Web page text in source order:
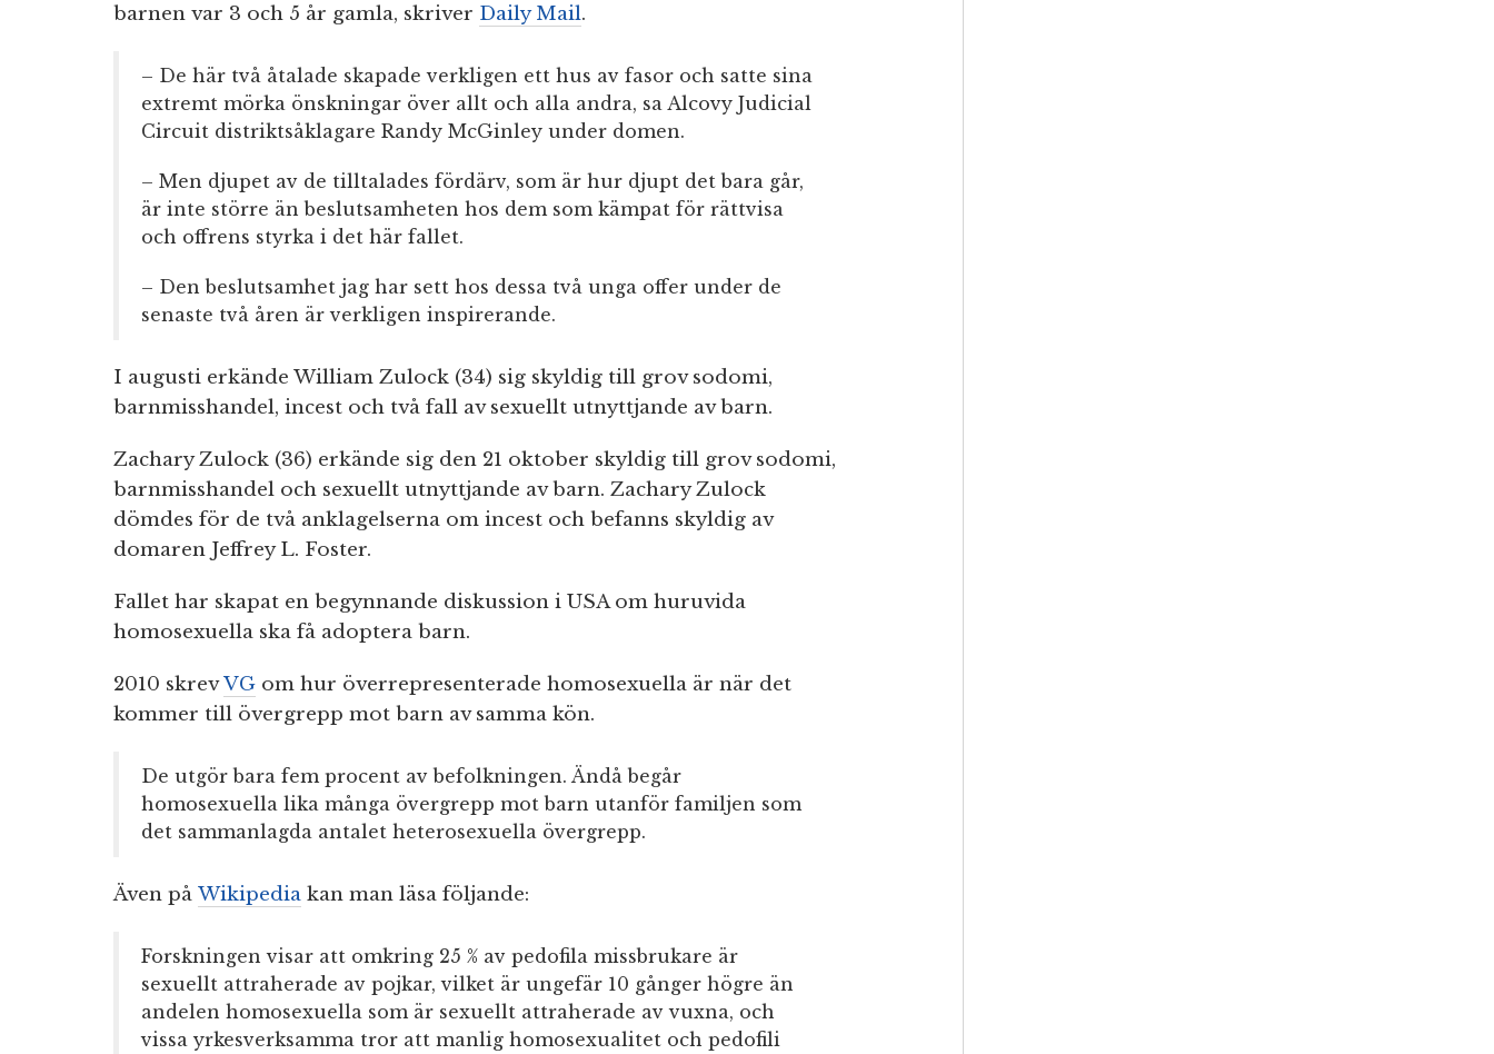
barnen var 3 och 5 år gamla, skriver Daily Mail.
– De här två åtalade skapade verkligen ett hus av fasor och satte sina
extremt mörka önskningar över allt och alla andra, sa Alcovy Judicial
Circuit distriktsåklagare Randy McGinley under domen.
– Men djupet av de tilltalades fördärv, som är hur djupt det bara går,
är inte större än beslutsamheten hos dem som kämpat för rättvisa
och offrens styrka i det här fallet.
– Den beslutsamhet jag har sett hos dessa två unga offer under de
senaste två åren är verkligen inspirerande.
I augusti erkände William Zulock (34) sig skyldig till grov sodomi,
barnmisshandel, incest och två fall av sexuellt utnyttjande av barn.
Zachary Zulock (36) erkände sig den 21 oktober skyldig till grov sodomi,
barnmisshandel och sexuellt utnyttjande av barn. Zachary Zulock
dömdes för de två anklagelserna om incest och befanns skyldig av
domaren Jeffrey L. Foster.
Fallet har skapat en begynnande diskussion i USA om huruvida
homosexuella ska få adoptera barn.
2010 skrevVG om hur överrepresenterade homosexuella är när det
kommer till övergrepp mot barn av samma kön.
De utgör bara fem procent av befolkningen. Ändå begår
homosexuella lika många övergrepp mot barn utanför familjen som
det sammanlagda antalet heterosexuella övergrepp.
Även på Wikipedia kan man läsa följande:
Forskningen visar att omkring 25 % av pedofila missbrukare är
sexuellt attraherade av pojkar, vilket är ungefär 10 gånger högre än
andelen homosexuella som är sexuellt attraherade av vuxna, och
vissa yrkesverksamma tror att manlig homosexualitet och pedofili